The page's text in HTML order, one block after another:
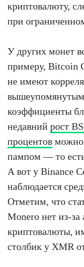
криптовалюту,
при
У других монет
примеру, Bitcoin
не имеют
коэффициенты
недавний рост
процентов можно
пампом — то
А вот у Binance
наблюдается
Отметим, что
Monero нет из-
криптовалюты,
столбик у XMR